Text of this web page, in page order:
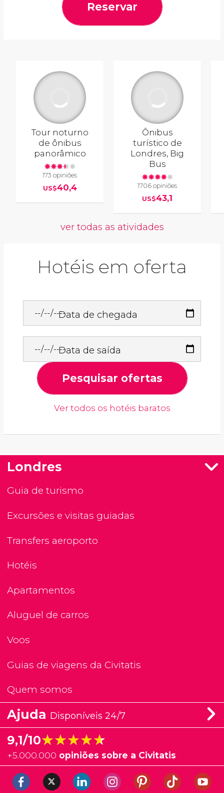
Reservar
Tour noturno
de ônibus
panorâmico
173 opiniões
US$40,4
Ônibus
turístico de
Londres, Big
Bus
1706 opiniões
US$43,1
ver todas as atividades
Hotéis em oferta
Data de chegada
Data de saída
Pesquisar ofertas
Ver todos os hotéis baratos
Londres
Guia de turismo
Excursões e visitas guiadas
Transfers aeroporto
Hotéis
Apartamentos
Aluguel de carros
Voos
Guias de viagens da Civitatis
Quem somos
Ajuda Disponíveis 24/7
9,1/10★★★★★
★★★★★
+5.000.000 opiniões sobre a Civitatis